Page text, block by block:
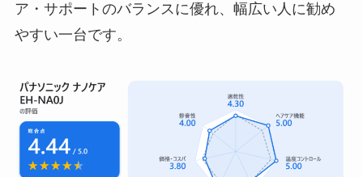
ア・サポートのバランスに優れ、幅広い人に勧め
やすい一台です。